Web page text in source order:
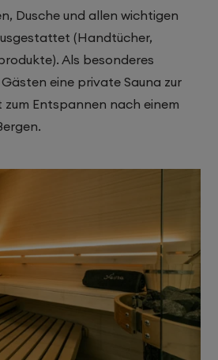
Dusche und allen wichtigen
(Handtücher,
Als besonderes
eine private Sauna zur
Entspannen nach einem